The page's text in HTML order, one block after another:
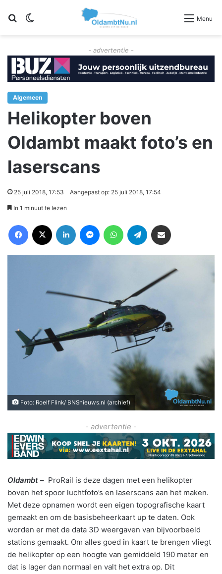
Zoeken Menu
- advertentie -
Algemeen
Helikopter boven
Oldambt maakt foto’s en
laserscans
25 juli 2018, 17:53 Aangepast op: 25 juli 2018, 17:54
In 1 minuut te lezen
Foto: Roelf Flink/ BNSnieuws.nl (archief)
- advertentie -
Oldambt – ProRail is deze dagen met een helikopter
boven het spoor luchtfoto’s en laserscans aan het maken.
Met deze opnamen wordt een eigen topografische kaart
gemaakt en om de basisbeheerkaart up te daten. Ook
worden er met de data 3D weergaven van bijvoorbeeld
stations gemaakt. Om alles goed in kaart te brengen vliegt
de helikopter op een hoogte van gemiddeld 190 meter en
dat is lager dan normaal en valt het extra op. Dit